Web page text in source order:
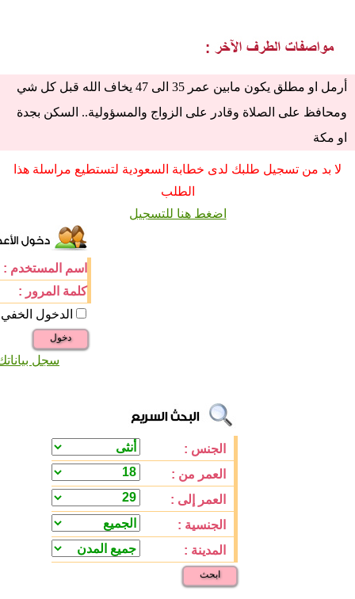
أرمل او مطلق يكون مابين عمر 35 الى 47 يخاف الله قبل كل شي
ومحافظ على الصلاة وقادر على الزواج والمسؤولية.. السكن بجدة
او مكة
لا بد من تسجيل طلبك لدى خطابة السعودية لتستطيع مراسلة هذا
الطلب
اضغط هنا للتسجيل
اسم المستخدم :
كلمة المرور :
الدخول الخفي
دخول
سجل
الجنس :
العمر من :
العمر إلى :
الجنسية :
المدينة :
ابحث